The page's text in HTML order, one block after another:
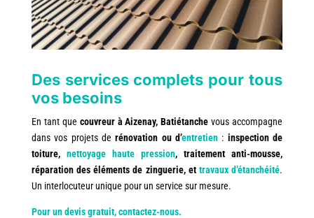
Des services complets pour tous
vos besoins
En tant que couvreur à Aizenay, Batiétanche vous accompagne
dans vos projets de rénovation ou d’entretien : inspection de
toiture, nettoyage haute pression, traitement anti-mousse,
réparation des éléments de zinguerie, et travaux d’étanchéité.
Un interlocuteur unique pour un service sur mesure.
Pour un devis gratuit, contactez-nous.